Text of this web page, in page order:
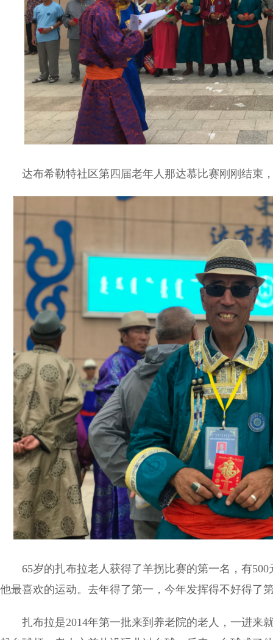
达布希勒特社区第四届老年人那达慕比赛刚刚结束
65岁的扎布拉老人获得了羊拐比赛的第一名，有500
他最喜欢的运动。去年得了第一，今年发挥得不好得了
扎布拉是2014年第一批来到养老院的老人，一进来